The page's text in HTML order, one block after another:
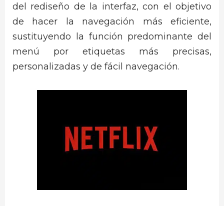
del rediseño de la interfaz, con el objetivo
de hacer la navegación más eficiente,
sustituyendo la función predominante del
menú por etiquetas más precisas,
personalizadas y de fácil navegación.